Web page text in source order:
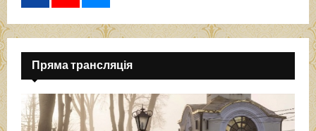
Пряма трансляція